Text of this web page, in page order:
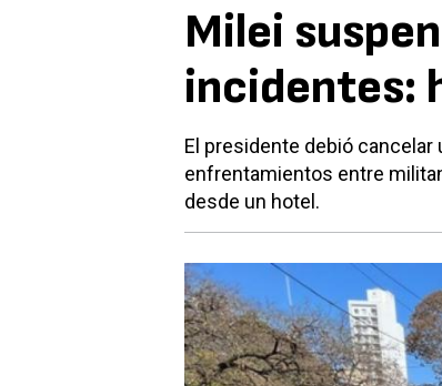
Milei
incidentes:
El presidente debió cancelar
enfrentamientos entre
desde un hotel.